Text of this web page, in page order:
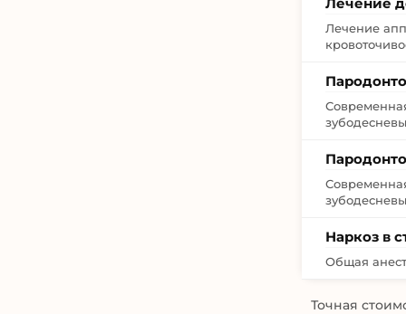
Лечение
Наркоз в
Общая
Точная